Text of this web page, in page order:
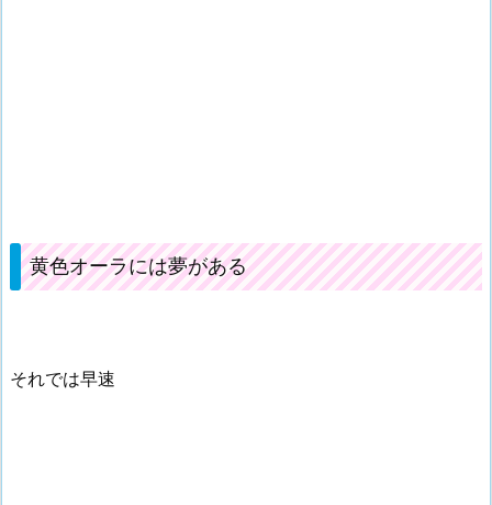
黄色オーラには夢がある
それでは早速